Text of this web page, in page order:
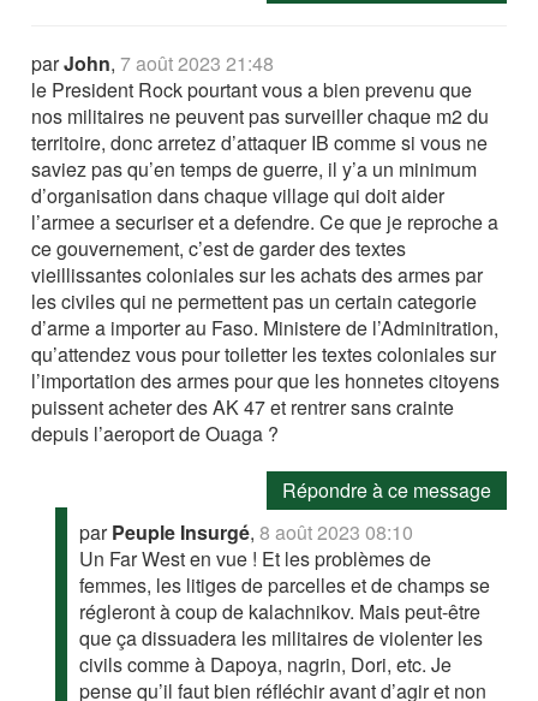
parJohn,7 août 2023 21:48
le President Rock pourtant vous a bien prevenu que
nos militaires ne peuvent pas surveiller chaque m2 du
territoire, donc arretez d’attaquer IB comme si vous ne
saviez pas qu’en temps de guerre, il y’a un minimum
d’organisation dans chaque village qui doit aider
l’armee a securiser et a defendre. Ce que je reproche a
ce gouvernement, c’est de garder des textes
vieillissantes coloniales sur les achats des armes par
les civiles qui ne permettent pas un certain categorie
d’arme a importer au Faso. Ministere de l’Adminitration,
qu’attendez vous pour toiletter les textes coloniales sur
l’importation des armes pour que les honnetes citoyens
puissent acheter des AK 47 et rentrer sans crainte
depuis l’aeroport de Ouaga ?
Répondre à ce message
parPeuple Insurgé,8 août 2023 08:10
Un Far West en vue ! Et les problèmes de
femmes, les litiges de parcelles et de champs se
régleront à coup de kalachnikov. Mais peut-être
que ça dissuadera les militaires de violenter les
civils comme à Dapoya, nagrin, Dori, etc. Je
pense qu’il faut bien réfléchir avant d’agir et non